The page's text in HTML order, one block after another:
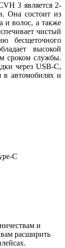
3 является 2-
Она состоит из
и волос, а также
чистый
бесщеточного
высокой
сроком службы.
через USB-C,
в автомобилях и
C
и
расширить